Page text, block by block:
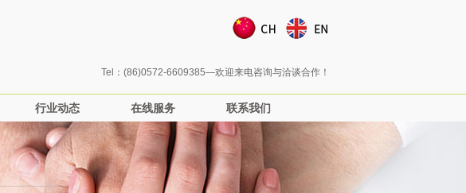
迈宏纺织期待与世界各地的客户建立长期合作关系
行业动态 在线服务 联系我们
纺织动态
户外家具动态
在线服务 联系我们